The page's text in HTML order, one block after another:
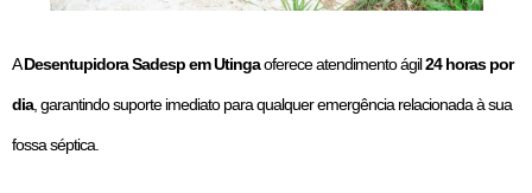
ADesentupidora Sadesp em Utingaoferece atendimento ágil24 horas por
dia, garantindo suporte imediato para qualquer emergência relacionada à sua
fossa séptica.